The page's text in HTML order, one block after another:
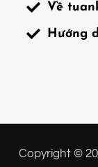
Về
Hướng
Copyright ©